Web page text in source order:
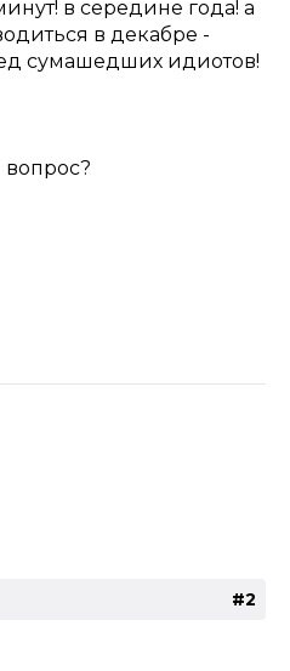
в середине года! а
в декабре -
сумашедших идиотов!
вопрос?
#2